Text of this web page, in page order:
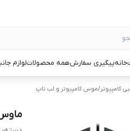
خانهپیگیری سفارشهمه محصولاتلوازم
کامپیوتر/موس کامپیوتر و لب تاپ